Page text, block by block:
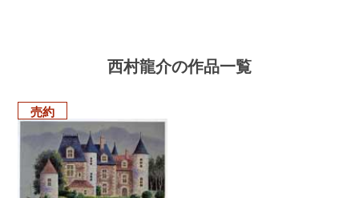
西村龍介の作品一覧
売約